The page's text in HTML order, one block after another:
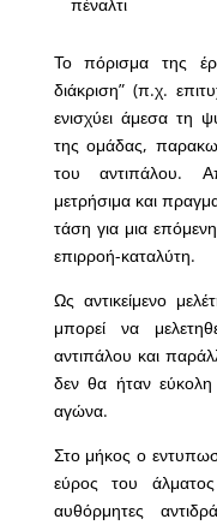
πέναλτι
Το πόρισμα της
διάκριση” (π.χ.
ενισχύει άμεσα τη
της ομάδας,
του αντιπάλου.
μετρήσιμα και
τάση για μια
επιρροή-καταλύτη.
Ως αντικείμενο
μπορεί να
αντιπάλου και
δεν θα ήταν
αγώνα.
Στο μήκος ο
εύρος του
αυθόρμητες